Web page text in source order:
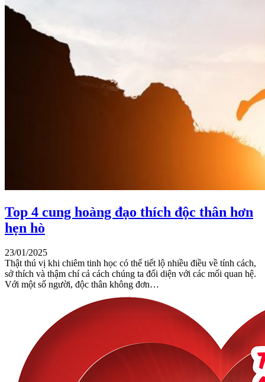
Top 4 cung hoàng đạo thích độc thân hơn
hẹn hò
23/01/2025
Thật thú vị khi chiêm tinh học có thể tiết lộ nhiều điều về tính cách,
sở thích và thậm chí cả cách chúng ta đối diện với các mối quan hệ.
Với một số người, độc thân không đơn…